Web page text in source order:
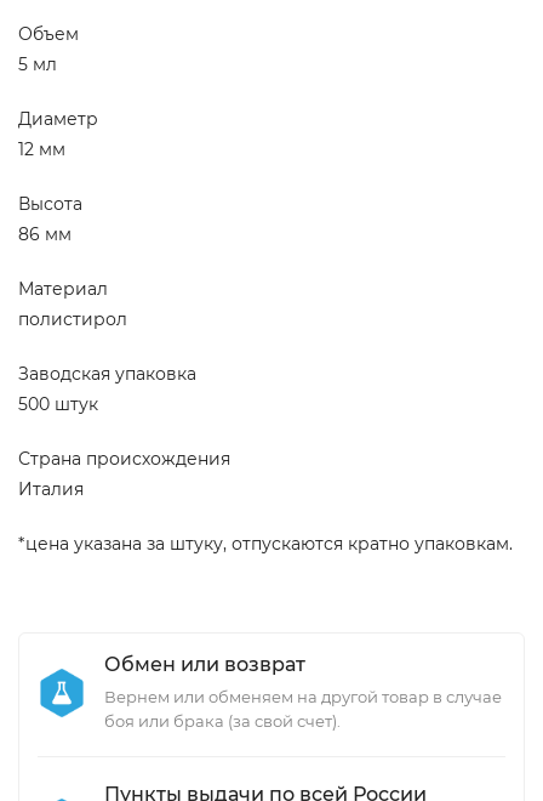
Объем
5 мл
Диаметр
12 мм
Высота
86 мм
Материал
полистирол
Заводская упаковка
500 штук
Страна происхождения
Италия
*цена указана за штуку, отпускаются кратно упаковкам.
Обмен или возврат
Вернем или обменяем на другой товар в случае
боя или брака (за свой счет).
Пункты выдачи по всей России